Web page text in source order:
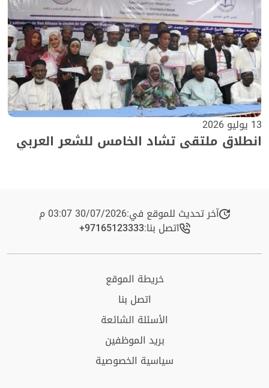
13 يوليو 2026
انطلاق ملتقى تشاد الخامس للشعر العربي
آخر تحديث للموقع في:30/07/2026 03:07 م
اتصل بنا:+97165123333​
خريطة الموقع
اتصل بنا
الأسئلة الشائعة
بريد الموظفين
سياسية الخصوصية